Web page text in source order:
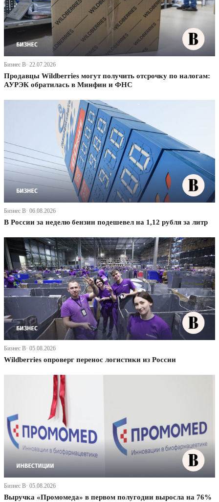
Бизнес В· 22.07.2026
Продавцы Wildberries могут получить отсрочку по налогам:
АУРЭК обратилась в Минфин и ФНС
Бизнес В· 06.08.2026
В России за неделю бензин подешевел на 1,12 рубля за литр
Бизнес В· 05.08.2026
Wildberries опроверг перенос логистики из России
Бизнес В· 05.08.2026
Выручка «Промомеда» в первом полугодии выросла на 76%